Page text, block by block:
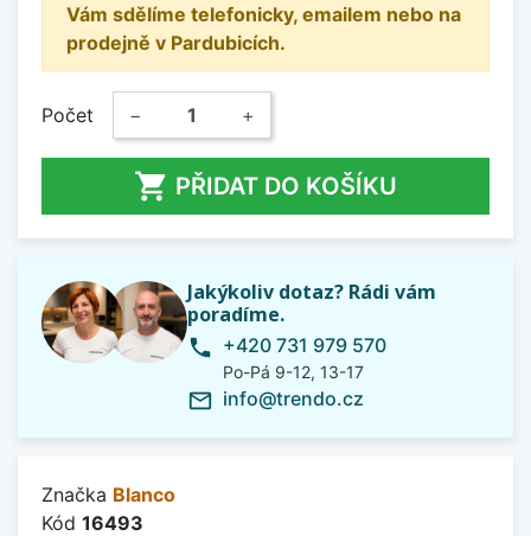
Vám sdělíme telefonicky, emailem nebo na
prodejně v Pardubicích.
Počet − +
 PŘIDAT DO KOŠÍKU
Jakýkoliv dotaz? Rádi vám
poradíme.
phone +420 731 979 570
Po-Pá 9-12, 13-17
mail_outline info@trendo.cz
Značka Blanco
Kód 16493